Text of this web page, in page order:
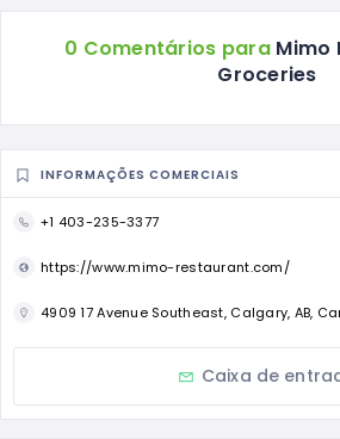
0 Comentários para Mimo
Groceries
INFORMAÇÕES COMERCIAIS
+1 403-235-3377
https://www.mimo-restaurant.com/
4909 17 Avenue Southeast, Calgary, AB,
Caixa de